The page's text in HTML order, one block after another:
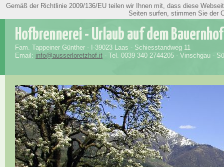
Hofbrennerei - Urlaub auf dem
Fam. Tappeiner Günther - I-39023 Laas - Schiesstandweg 11
Email: info@ausserloretzhof.it - Tel. 0039 340 2744205 - Vinschgau -
» Deutsch | » Italiano
Gemäß der Richtlinie 2009/136/EU teilen wir Ihnen mit, dass diese
Seiten surfen, stimmen Sie der